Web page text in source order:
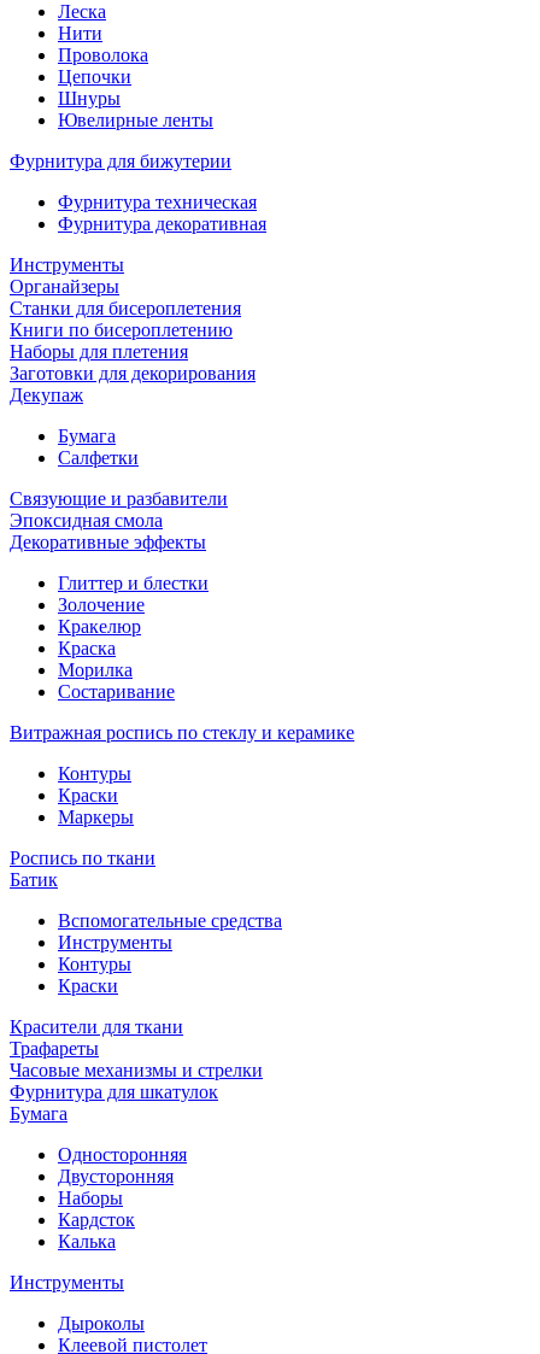
Леска
Нити
Проволока
Цепочки
Шнуры
Ювелирные ленты
Фурнитура для бижутерии
Фурнитура техническая
Фурнитура декоративная
Инструменты
Органайзеры
Станки для бисероплетения
Книги по бисероплетению
Наборы для плетения
Заготовки для декорирования
Декупаж
Бумага
Салфетки
Связующие и разбавители
Эпоксидная смола
Декоративные эффекты
Глиттер и блестки
Золочение
Кракелюр
Краска
Морилка
Состаривание
Витражная роспись по стеклу и керамике
Контуры
Краски
Маркеры
Роспись по ткани
Батик
Вспомогательные средства
Инструменты
Контуры
Краски
Красители для ткани
Трафареты
Часовые механизмы и стрелки
Фурнитура для шкатулок
Бумага
Односторонняя
Двусторонняя
Наборы
Кардсток
Калька
Инструменты
Дыроколы
Клеевой пистолет